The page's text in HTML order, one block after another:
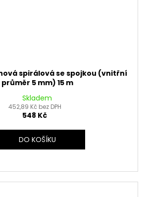
spirálová se spojkou (vnitřní
průměr 5 mm) 15 m
Skladem
452,89 Kč bez DPH
548 Kč
DO KOŠÍKU